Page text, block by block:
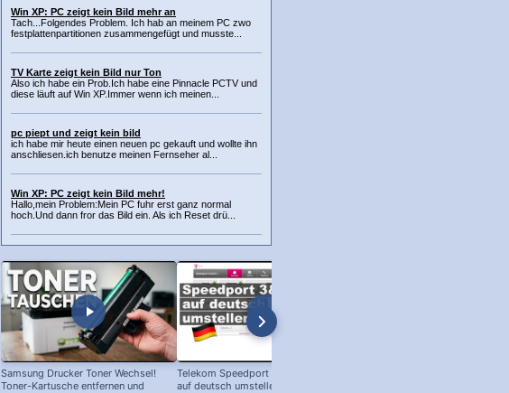
Win XP: PC zeigt kein Bild mehr an
Tach...Folgendes Problem. Ich hab an meinem PC zwo
festplattenpartitionen zusammengefügt und musste...
TV Karte zeigt kein Bild nur Ton
Also ich habe ein Prob.Ich habe eine Pinnacle PCTV und
diese läuft auf Win XP.Immer wenn ich meinen...
pc piept und zeigt kein bild
ich habe mir heute einen neuen pc gekauft und wollte ihn
anschliesen.ich benutze meinen Fernseher al...
Win XP: PC zeigt kein Bild mehr!
Hallo,mein Problem:Mein PC fuhr erst ganz normal
hoch.Und dann fror das Bild ein. Als ich Reset drü...
Samsung Drucker Toner Wechsel!
Toner-Kartusche entfernen und
Telekom Speedport Router: Sprache
auf deutsch umstellen!